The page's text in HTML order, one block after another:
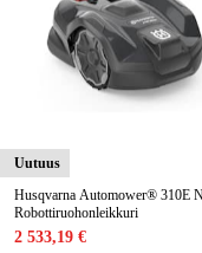
Uutuus
Husqvarna Automower® 310E
Robottiruohonleikkuri
2 533,19 €